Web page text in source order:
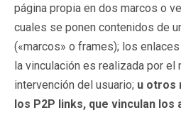
página propia en dos marcos o
cuales se ponen contenidos de
(«marcos» o frames); los
la vinculación es realizada por el
intervención del usuario; u otros
los P2P links, que vinculan